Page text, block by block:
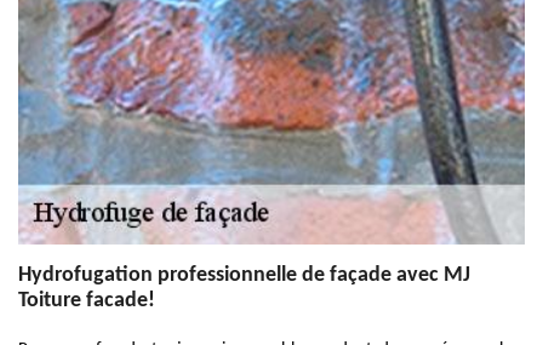
Hydrofugation professionnelle de façade avec MJ
Toiture facade!